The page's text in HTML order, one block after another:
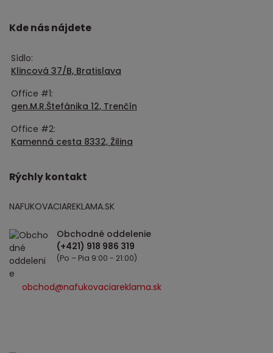
Kde nás nájdete
Sídlo:
Klincová 37/B, Bratislava
Office #1:
gen.M.R.Štefánika 12, Trenčín
Office #2:
Kamenná cesta 8332, Žilina
Rýchly kontakt
NAFUKOVACIAREKLAMA.SK
Obchodné oddelenie
(Po – Pia 9:00 - 21:00)
obchod@nafukovaciareklama.sk